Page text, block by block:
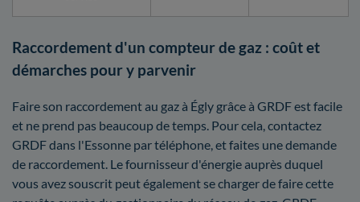
Raccordement d'un compteur de gaz : coût et
démarches pour y parvenir
Faire son raccordement au gaz à Égly grâce à GRDF est facile
et ne prend pas beaucoup de temps. Pour cela, contactez
GRDF dans l'Essonne par téléphone, et faites une demande
de raccordement. Le fournisseur d'énergie auprès duquel
vous avez souscrit peut également se charger de faire cette